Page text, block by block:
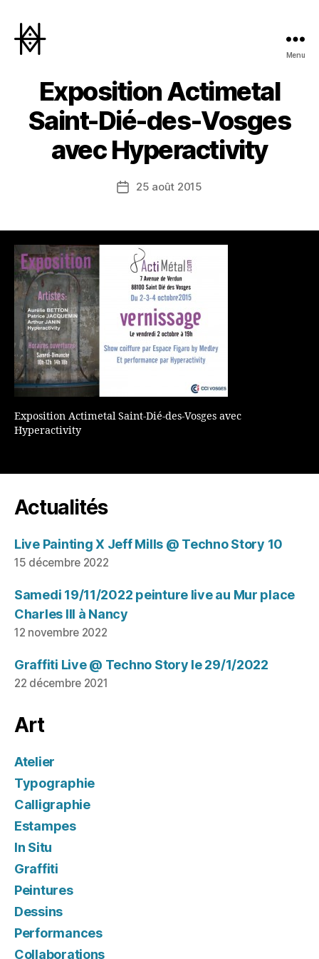
Menu
Exposition Actimetal
Saint-Dié-des-Vosges
avec Hyperactivity
Date25 août 2015
Exposition Actimetal Saint-Dié-des-Vosges avec
Hyperactivity
Actualités
Live Painting X Jeff Mills @ Techno Story 10
15 décembre 2022
Samedi 19/11/2022 peinture live au Mur place
Charles III à Nancy
12 novembre 2022
Graffiti Live @ Techno Story le 29/1/2022
22 décembre 2021
Art
Atelier
Typographie
Calligraphie
Estampes
In Situ
Graffiti
Peintures
Dessins
Performances
Collaborations